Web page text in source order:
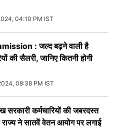
04:10 PM IST
: जल्द बढ़ने वाली है
की सैलरी, जानिए कितनी होगी
08:38 PM IST
कर्मचारियों की जबरदस्त
ने सातवें वेतन आयोग पर लगाई